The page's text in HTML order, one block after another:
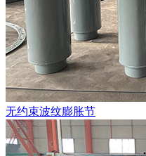
无约束波纹膨胀节